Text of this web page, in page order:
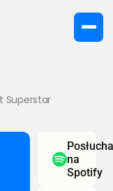
Superstar
na
Spotify